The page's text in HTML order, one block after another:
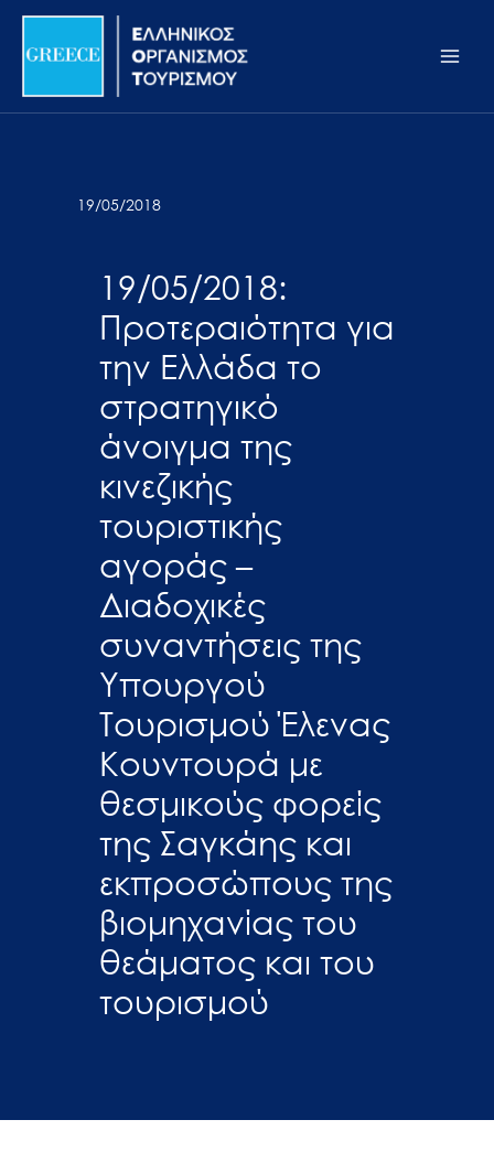
Σημείωση:
ιστότοπος
προσβασιμότητας.
Μετάβαση
περιεχόμενο
19/05/2018
19/05/2018:
Προτεραιότητα για
την Ελλάδα το
στρατηγικό
άνοιγμα της
κινεζικής
τουριστικής
αγοράς –
Διαδοχικές
συναντήσεις της
Υπουργού
Τουρισμού Έλενας
Κουντουρά με
θεσμικούς φορείς
της Σαγκάης και
εκπροσώπους της
βιομηχανίας του
θεάματος και του
τουρισμού